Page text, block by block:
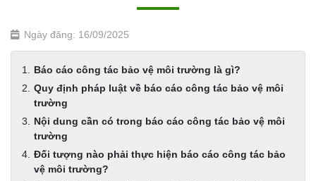
Ngày đăng: 16/09/2025
Báo cáo công tác bảo vệ môi trường là gì?
Quy định pháp luật về báo cáo công tác bảo vệ môi
trường
Nội dung cần có trong báo cáo công tác bảo vệ môi
trường
Đối tượng nào phải thực hiện báo cáo công tác bảo
vệ môi trường?